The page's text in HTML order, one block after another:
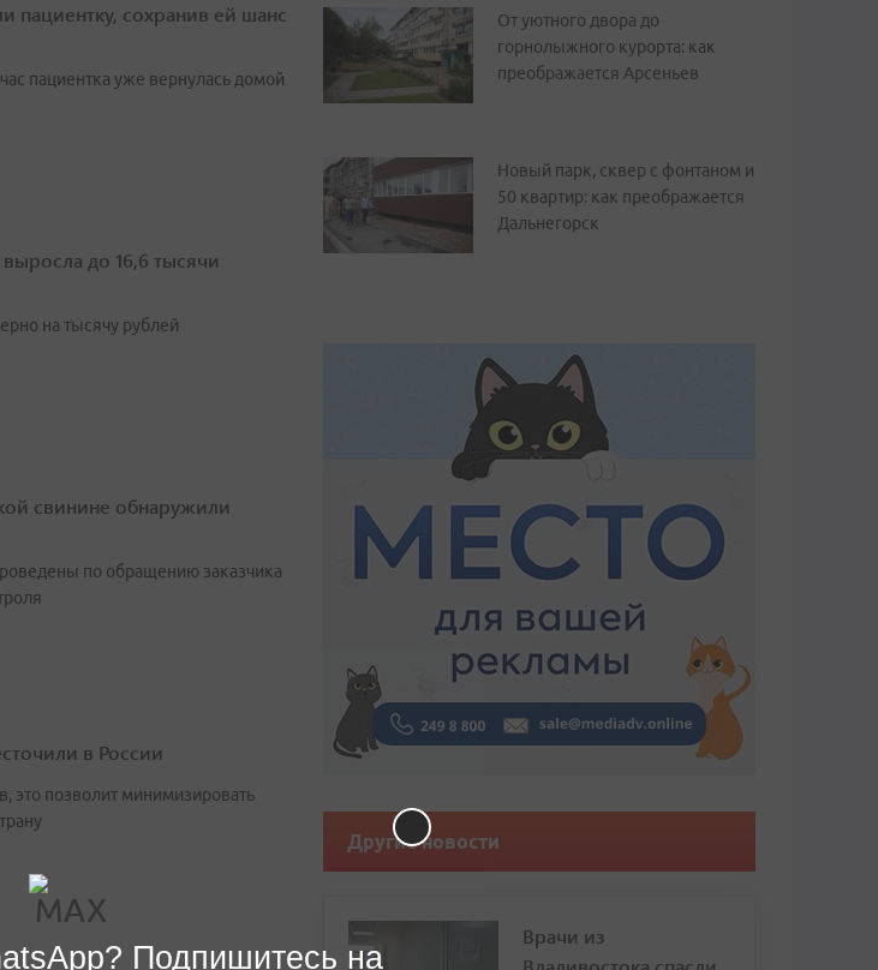
пациентку, сохранив ей шанс
пациентка уже вернулась домой
до 16,6 тысячи
на тысячу рублей
свинине обнаружили
по обращению заказчика
в России
это позволит минимизировать
От уютного двора до
горнолыжного курорта: как
преображается Арсеньев
Новый парк, сквер с фонтаном и
50 квартир: как преображается
Дальнегорск
Другие новости
Врачи из
Подпишитесь на